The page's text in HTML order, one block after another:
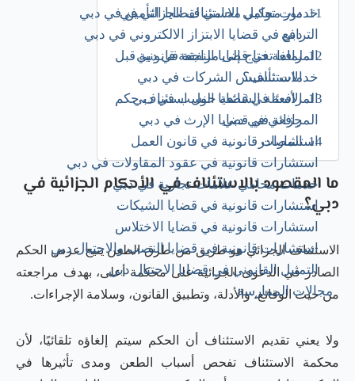
خدمات توكيل محامي لقضايا التأمين في دبي
الترافع في قضايا الابتزاز الالكتروني في دبي
المرافعة في قضايا النفقة في دبي
خدمات تأسيس الشركات​ في دبي
المرافعة في قضايا النسب في دبي
المرافعة في قضايا الإرث في دبي
استشارات قانونية في قانون العمل
استشارات قانونية في عقود المقاولات في دبي
خدمات محامي علامات تجارية في دبي
استشارات قانونية في قضايا الشيكات
استشارات قانونية في قضايا الاختلاس
استشارات قانونية في قضايا النصب والاحتيال دبي
التمثيل القانوني في قضايا الاحتيال دبي
مجالات الممارسة
دور محامي الاستئناف الجزائي في
دبي
لماذا تحتاج إلى مراجعة قانونية قبل
الاستئناف؟
الأسئلة الشائعة حول استئناف حكم
جزائي في دبي
المصادر
ما المقصود بالاستئناف في الأحكام الجزائية في
دبي؟
الاستئناف الجزائي هو طريق من طرق الطعن يتيح عرض الحكم
الصادر في الدعوى الجزائية على محكمة أعلى، بهدف مراجعته
من حيث الوقائع، والأدلة، وتطبيق القانون، وسلامة الإجراءات.
ولا يعني تقديم الاستئناف أن الحكم سيتم إلغاؤه تلقائيًا، لأن
محكمة الاستئناف تفحص أسباب الطعن ومدى تأثيرها في